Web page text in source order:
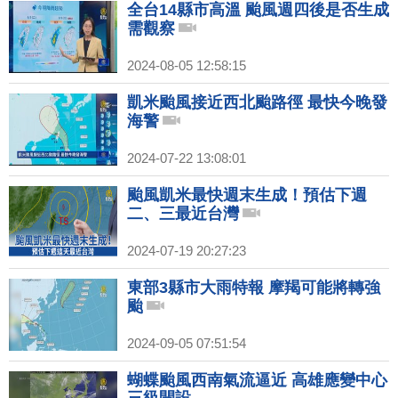
全台14縣市高溫 颱風週四後是否生成
需觀察
2024-08-05 12:58:15
凱米颱風接近西北颱路徑 最快今晚發
海警
2024-07-22 13:08:01
颱風凱米最快週末生成！預估下週
二、三最近台灣
2024-07-19 20:27:23
東部3縣市大雨特報 摩羯可能將轉強
颱
2024-09-05 07:51:54
蝴蝶颱風西南氣流逼近 高雄應變中心